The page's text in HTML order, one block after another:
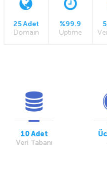
25 Adet
Domain
%99.9
Uptime
10 Adet
Veri Tabanı